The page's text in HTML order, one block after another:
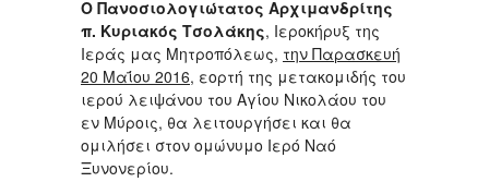
Ο Πανοσιολογιώτατος Αρχιμανδρίτης
π. Κυριακός Τσολάκης, Ιεροκήρυξ της
Ιεράς μας Μητροπόλεως, την Παρασκευή
20 Μαΐου 2016, εορτή της μετακομιδής του
ιερού λειψάνου του Αγίου Νικολάου του
εν Μύροις, θα λειτουργήσει και θα
ομιλήσει στον ομώνυμο Ιερό Ναό
Ξυνονερίου.